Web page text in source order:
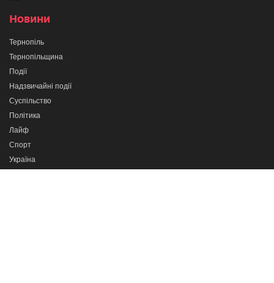
Новини
Тернопіль
Тернопільщина
Події
Надзвичайні події
Суспільство
Політика
Лайф
Спорт
Україна